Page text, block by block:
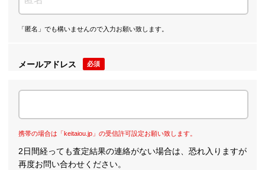
「匿名」でも構いませんので入力お願い致します。
メールアドレス 必須
携帯の場合は「keitaiou.jp」の受信許可設定お願い致します。
2日間経っても査定結果の連絡がない場合は、恐れ入りますが
再度お問い合わせください。